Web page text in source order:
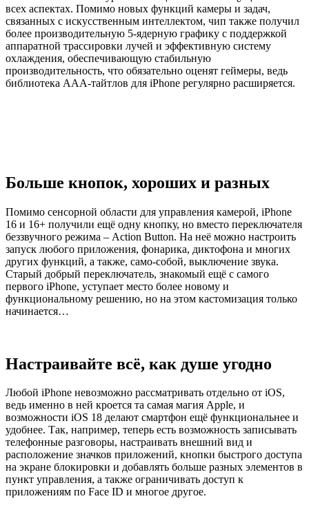
всех аспектах. Помимо новых функций камеры и задач,
связанных с искусственным интеллектом, чип также получил
более производительную 5-ядерную графику с поддержкой
аппаратной трассировки лучей и эффективную систему
охлаждения, обеспечивающую стабильную
производительность, что обязательно оценят геймеры, ведь
библиотека ААА-тайтлов для iPhone регулярно расширяется.
Больше кнопок, хороших и разных
Помимо сенсорной области для управления камерой, iPhone
16 и 16+ получили ещё одну кнопку, но вместо переключателя
беззвучного режима – Action Button. На неё можно настроить
запуск любого приложения, фонарика, диктофона и многих
других функций, а также, само-собой, выключение звука.
Старый добрый переключатель, знакомый ещё с самого
первого iPhone, уступает место более новому и
функциональному решению, но на этом кастомизация только
начинается…
Настраивайте всё, как душе угодно
Любой iPhone невозможно рассматривать отдельно от iOS,
ведь именно в ней кроется та самая магия Apple, и
возможности iOS 18 делают смартфон ещё функциональнее и
удобнее. Так, например, теперь есть возможность записывать
телефонные разговоры, настраивать внешний вид и
расположение значков приложений, кнопки быстрого доступа
на экране блокировки и добавлять больше разных элементов в
пункт управления, а также ограничивать доступ к
приложениям по Face ID и многое другое.